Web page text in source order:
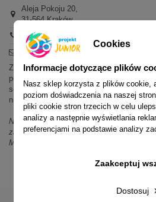
Aleja Pokoju 20,
31-564 Kraków
+48 600 779 897
sklep@projektjunior.pl
Zapraszamy do sklepu stacjonarnego:
poniedziałek - piątek: 11.00-19.00
sobota: 10.00-14.00
niedziela (każda): nieczynne
Nie odpowiadamy na wiadomości SMS. W
zamówień i oferty prosimy o kontakt
Messenger.
Cookies
Informacje dotyczące plików
Nasz sklep korzysta z plików cookie,
poziom doświadczenia na naszej
pliki cookie stron trzecich w celu
analizy a następnie wyświetlania
preferencjami na podstawie analizy
Dostosuj
Zaakceptuj